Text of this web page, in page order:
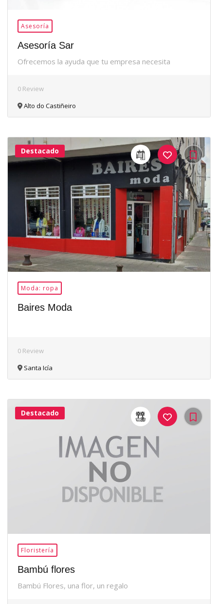
Asesoría
Asesoría Sar
Ofrecemos la ayuda que tu empresa necesita
0 Review
Alto do Castiñeiro
26Me
Gusta
Destacado
Moda: ropa
Baires Moda
0 Review
Santa Icía
43Me
Destacado
Floristería
Bambú flores
Bambú Flores, una flor, un regalo